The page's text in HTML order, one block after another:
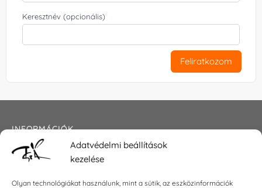
Adatvédelmi beállítások
kezelése
Olyan technológiákat használunk, mint a sütik, az eszközinformációk
Keresztnév (opcionális)
Feliratkozom
INFORMÁCIÓK
Általános szerződési feltételek
Impresszum